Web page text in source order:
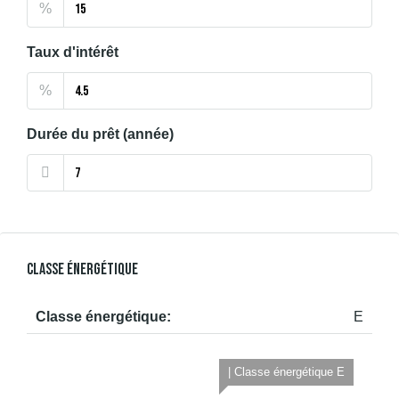
%
Taux d'intérêt
%
Durée du prêt (année)
Classe Énergétique
Classe énergétique: E
| Classe énergétique E